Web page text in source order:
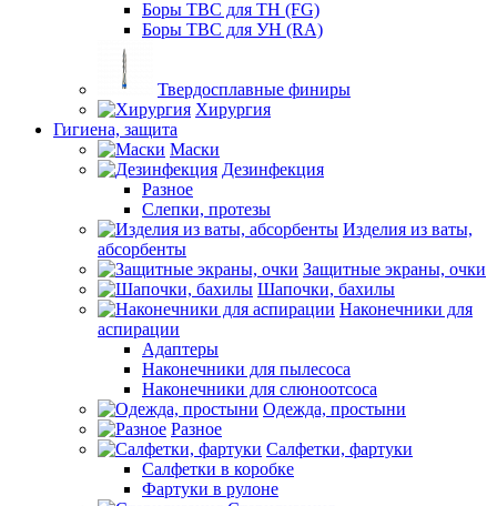
Боры ТВС для ТН (FG)
Боры ТВС для УН (RA)
Твердосплавные финиры
Хирургия
Гигиена, защита
Маски
Дезинфекция
Разное
Слепки, протезы
Изделия из ваты,
абсорбенты
Защитные экраны, очки
Шапочки, бахилы
Наконечники для
аспирации
Адаптеры
Наконечники для пылесоса
Наконечники для слюноотсоса
Одежда, простыни
Разное
Салфетки, фартуки
Салфетки в коробке
Фартуки в рулоне